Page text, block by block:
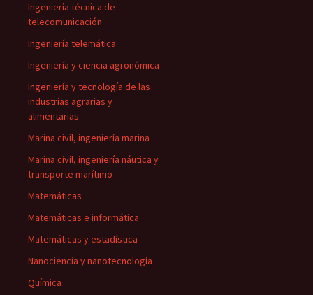
Ingeniería técnica de
telecomunicación
Ingeniería telemática
Ingeniería y ciencia agronómica
Ingeniería y tecnología de las
industrias agrarias y
alimentarias
Marina civil, ingeniería marina
Marina civil, ingeniería náutica y
transporte marítimo
Matemáticas
Matemáticas e informática
Matemáticas y estadística
Nanociencia y nanotecnología
Química